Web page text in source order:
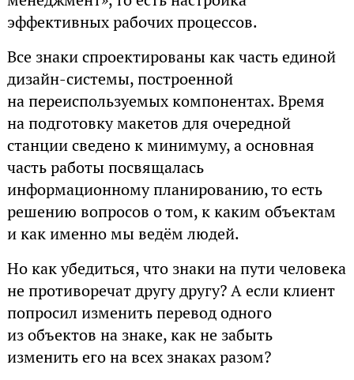
эффективных рабочих процессов.
Все знаки спроектированы как часть единой
дизайн-системы, построенной
на переиспользуемых компонентах. Время
на подготовку макетов для очередной
станции сведено к минимуму, а основная
часть работы посвящалась
информационному планированию, то есть
решению вопросов о том, к каким объектам
и как именно мы ведём людей.
Но как убедиться, что знаки на пути человека
не противоречат другу другу? А если клиент
попросил изменить перевод одного
из объектов на знаке, как не забыть
изменить его на всех знаках разом?